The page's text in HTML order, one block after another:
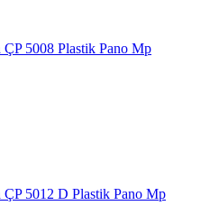
ÇP 5008 Plastik Pano Mp
ÇP 5012 D Plastik Pano Mp